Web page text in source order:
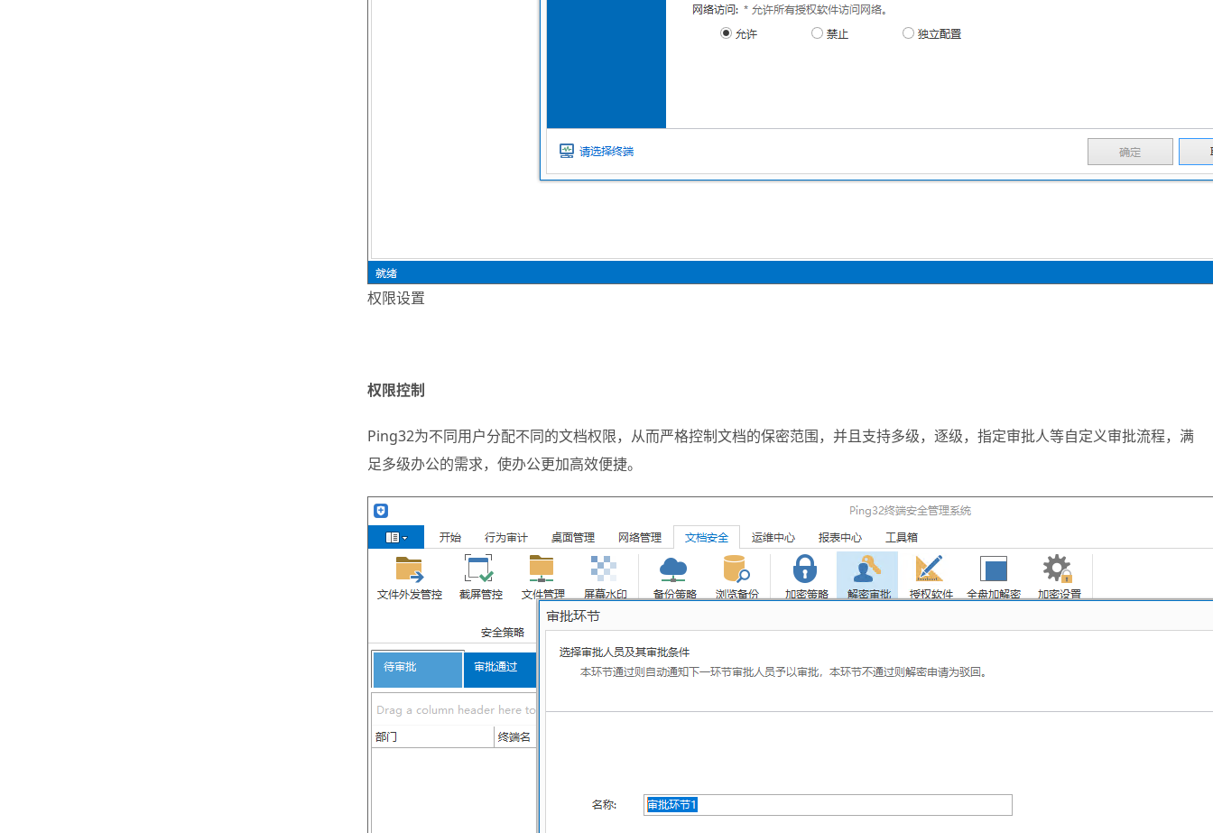
权限设置
权限控制
Ping32为不同用户分配不同的文档权限，从而严格控制文档的保密范围，并且支持多级，逐级，指定审批人等自定义审批流程，满
足多级办公的需求，使办公更加高效便捷。